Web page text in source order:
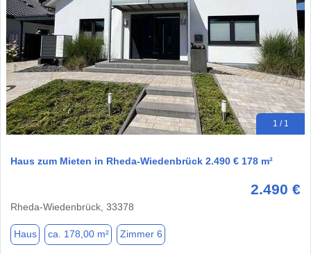
1 / 1
Haus zum Mieten in Rheda-Wiedenbrück 2.490 € 178 m²
2.490 €
Rheda-Wiedenbrück, 33378
Haus ca. 178,00 m² Zimmer 6